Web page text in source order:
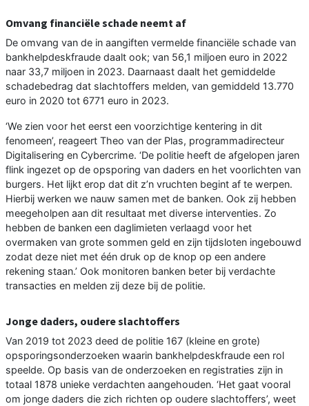
Omvang financiële schade neemt af
De omvang van de in aangiften vermelde financiële schade van
bankhelpdeskfraude daalt ook; van 56,1 miljoen euro in 2022
naar 33,7 miljoen in 2023. Daarnaast daalt het gemiddelde
schadebedrag dat slachtoffers melden, van gemiddeld 13.770
euro in 2020 tot 6771 euro in 2023.
‘We zien voor het eerst een voorzichtige kentering in dit
fenomeen’, reageert Theo van der Plas, programmadirecteur
Digitalisering en Cybercrime. ‘De politie heeft de afgelopen jaren
flink ingezet op de opsporing van daders en het voorlichten van
burgers. Het lijkt erop dat dit z’n vruchten begint af te werpen.
Hierbij werken we nauw samen met de banken. Ook zij hebben
meegeholpen aan dit resultaat met diverse interventies. Zo
hebben de banken een daglimieten verlaagd voor het
overmaken van grote sommen geld en zijn tijdsloten ingebouwd
zodat deze niet met één druk op de knop op een andere
rekening staan.’ Ook monitoren banken beter bij verdachte
transacties en melden zij deze bij de politie.
Jonge daders, oudere slachtoffers
Van 2019 tot 2023 deed de politie 167 (kleine en grote)
opsporingsonderzoeken waarin bankhelpdeskfraude een rol
speelde. Op basis van de onderzoeken en registraties zijn in
totaal 1878 unieke verdachten aangehouden. ‘Het gaat vooral
om jonge daders die zich richten op oudere slachtoffers’, weet